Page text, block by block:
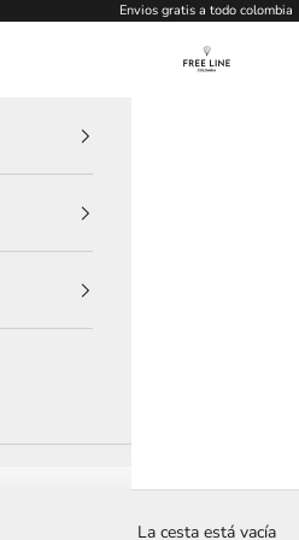
Envios gratis a todo colombia
Free Line Clothes
La cesta está vacía